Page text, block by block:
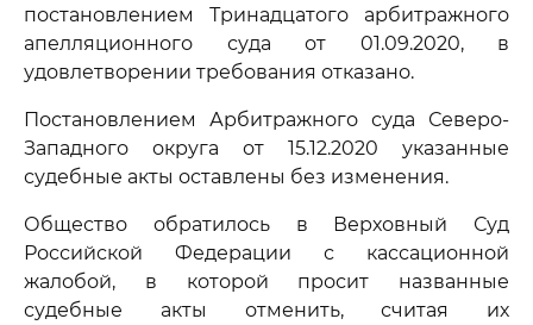
постановлением Тринадцатого арбитражного
апелляционного суда от 01.09.2020, в
удовлетворении требования отказано.
Постановлением Арбитражного суда Северо-
Западного округа от 15.12.2020 указанные
судебные акты оставлены без изменения.
Общество обратилось в Верховный Суд
Российской Федерации с кассационной
жалобой, в которой просит названные
судебные акты отменить, считая их